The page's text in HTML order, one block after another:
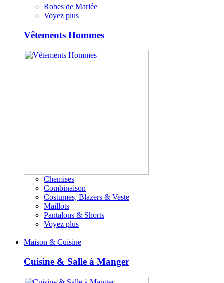
Robes de Mariée
Voyez plus
Vêtements Hommes
Chemises
Combinaison
Costumes, Blazers & Veste
Maillots
Pantalons & Shorts
Voyez plus
+
Maison & Cuisine
Cuisine & Salle à Manger